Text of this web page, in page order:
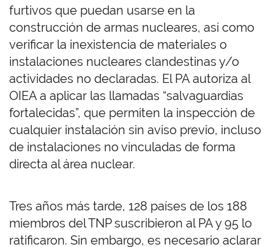
furtivos que puedan usarse en la
construcción de armas nucleares, así como
verificar la inexistencia de materiales o
instalaciones nucleares clandestinas y/o
actividades no declaradas. El PA autoriza al
OIEA a aplicar las llamadas “salvaguardias
fortalecidas”, que permiten la inspección de
cualquier instalación sin aviso previo, incluso
de instalaciones no vinculadas de forma
directa al área nuclear.
Tres años más tarde, 128 países de los 188
miembros del TNP suscribieron al PA y 95 lo
ratificaron. Sin embargo, es necesario aclarar